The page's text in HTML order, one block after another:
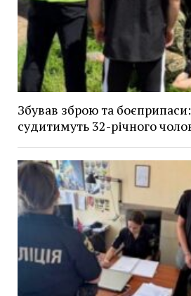
Збував зброю та
судитимуть 32-річного